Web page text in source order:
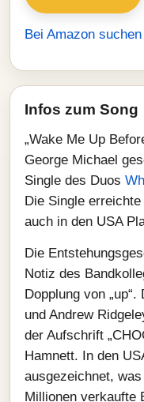
Bei Amazon
Infos zum Song
„Wake Me Up
George Michael
Single des Duos
Die Single
auch in den USA
Die
Notiz des
Dopplung von
und Andrew
der Aufschrift
Hamnett. In den
ausgezeichnet,
Millionen verkaufte